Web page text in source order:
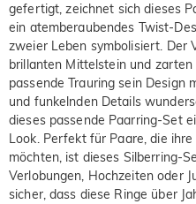
gefertigt, zeichnet sich dieses
ein atemberaubendes Twist-
zweier Leben symbolisiert. Der
brillanten Mittelstein und
passende Trauring sein Design
und funkelnden Details
dieses passende Paarring-Set
Look. Perfekt für Paare, die
möchten, ist dieses Silberring-
Verlobungen, Hochzeiten oder
sicher, dass diese Ringe über